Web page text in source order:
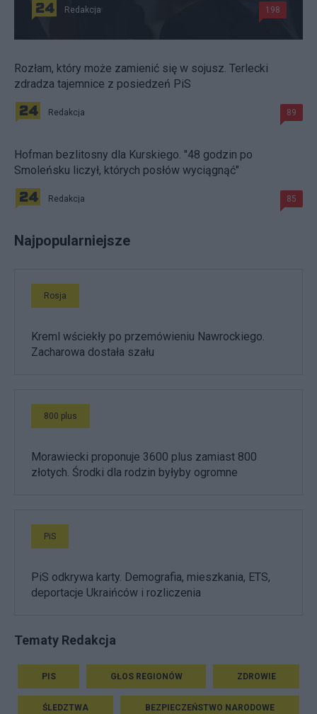
Redakcja 198
Rozłam, który może zamienić się w sojusz. Terlecki
zdradza tajemnice z posiedzeń PiS
Redakcja 89
Hofman bezlitosny dla Kurskiego. "48 godzin po
Smoleńsku liczył, których posłów wyciągnąć"
Redakcja 85
Najpopularniejsze
Rosja
Kreml wściekły po przemówieniu Nawrockiego.
Zacharowa dostała szału
800 plus
Morawiecki proponuje 3600 plus zamiast 800
złotych. Środki dla rodzin byłyby ogromne
PiS
PiS odkrywa karty. Demografia, mieszkania, ETS,
deportacje Ukraińców i rozliczenia
Tematy Redakcja
PIS GŁOS REGIONÓW ZDROWIE
ŚLEDZTWA BEZPIECZEŃSTWO NARODOWE